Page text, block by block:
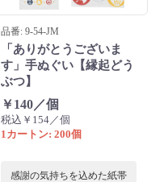
品番: 9-54-JM
「ありがとうございま
す」手ぬぐい【縁起どう
ぶつ】
￥140／個
税込￥154／個
1カートン: 200個
感謝の気持ちを込めた紙帯